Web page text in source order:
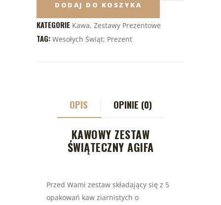
DODAJ DO KOSZYKA
KATEGORIE Kawa, Zestawy Prezentowe
TAG: Wesołych Świąt; Prezent
OPIS OPINIE (0)
KAWOWY ZESTAW
ŚWIĄTECZNY AGIFA
Przed Wami zestaw składający się z 5
opakowań kaw ziarnistych o